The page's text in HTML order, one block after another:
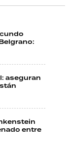
aseguran
entre